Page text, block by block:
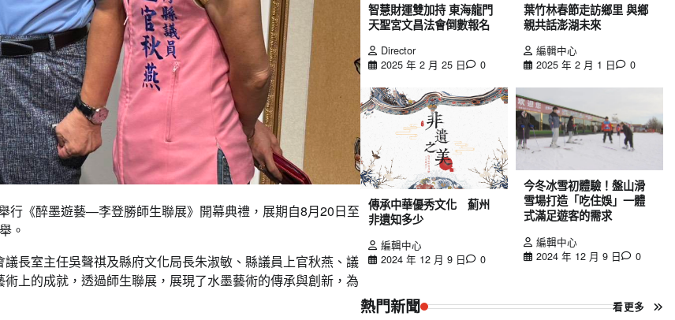
行《醉墨遊藝—李登勝師生聯展》開幕典禮，展期自8月20日至
。
長室主任吳聲祺及縣府文化局長朱淑敏、縣議員上官秋燕、議
上的成就，透過師生聯展，展現了水墨藝術的傳承與創新，為
智慧財運雙加持 東海龍門
天聖宮文昌法會倒數報名
Director
2025 年 2 月 25 日
0
葉竹林春節走訪鄉里 與鄉
親共話澎湖未來
編輯中心
2025 年 2 月 1 日
0
傳承中華優秀文化 薊州
非遺知多少
編輯中心
2024 年 12 月 9 日
0
今冬冰雪初體驗！盤山滑
雪場打造「吃住娛」一體
式滿足遊客的需求
編輯中心
2024 年 12 月 9 日
0
熱門新聞 看更多